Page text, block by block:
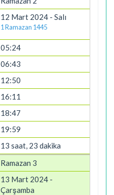
12 Mart 2024 - Salı
1 Ramazan 1445
05:24
06:43
12:50
16:11
18:47
19:59
13 saat, 23 dakika
Ramazan 3
13 Mart 2024 -
Çarşamba